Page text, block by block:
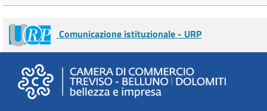
Comunicazione istituzionale - URP